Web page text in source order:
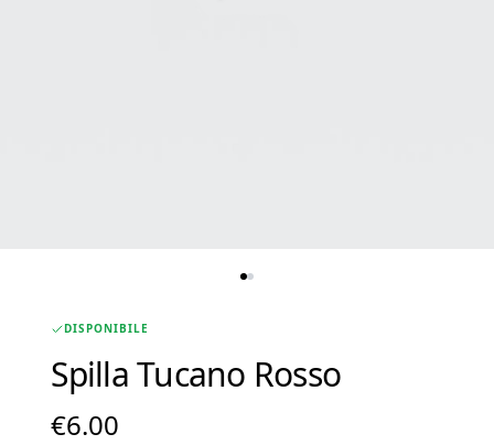
DISPONIBILE
Spilla Tucano Rosso
€6.00